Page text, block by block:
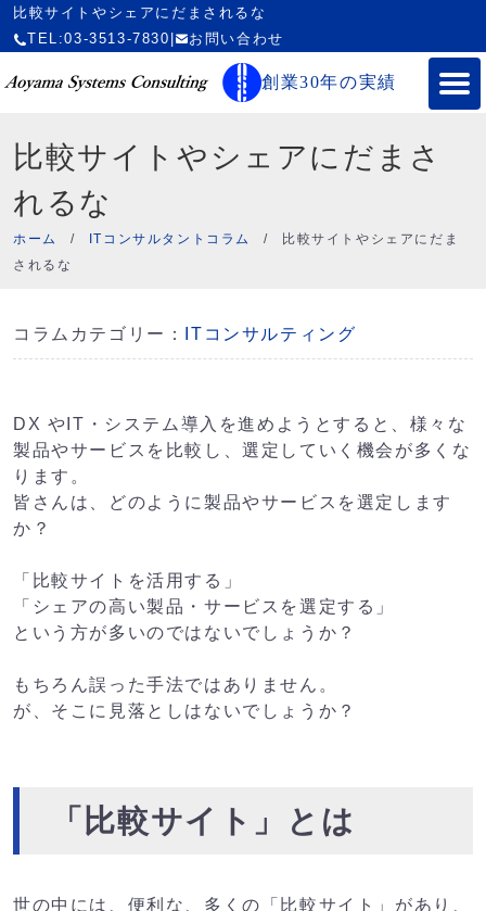
比較サイトやシェアにだまされるな
TEL:03-3513-7830
お問い合わせ
創業30年の実績
比較サイトやシェアにだまさ
れるな
ホーム / ITコンサルタントコラム /
比較サイトやシェアにだま
されるな
コラムカテゴリー： ITコンサルティング
DX やIT・システム導入を進めようとすると、様々な
製品やサービスを比較し、選定していく機会が多くな
ります。
皆さんは、どのように製品やサービスを選定します
か？
「比較サイトを活用する」
「シェアの高い製品・サービスを選定する」
という方が多いのではないでしょうか？
もちろん誤った手法ではありません。
が、そこに見落としはないでしょうか？
「比較サイト」とは
世の中には、便利な、多くの「比較サイト」があり、